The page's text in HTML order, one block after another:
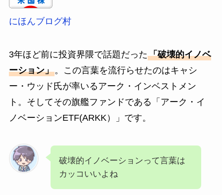
にほんブログ村
3年ほど前に投資界隈で話題だった「破壊的イノベ
ーション」。この言葉を流行らせたのはキャシ
ー・ウッド氏が率いるアーク・インベストメン
ト。そしてその旗艦ファンドである「アーク・イ
ノベーションETF(ARKK）」です。
破壊的イノベーションって言葉は
カッコいいよね